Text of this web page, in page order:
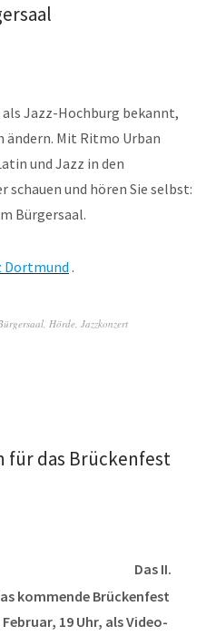
Jazz-Hochburg bekannt,
ändern. Mit Ritmo Urban
und Jazz in den
schauen und hören Sie selbst:
Bürgersaal.
Dortmund .
Hörde Jazzkonzert
für das Brückenfest
Das II.
kommende Brückenfest
19 Uhr, als Video-